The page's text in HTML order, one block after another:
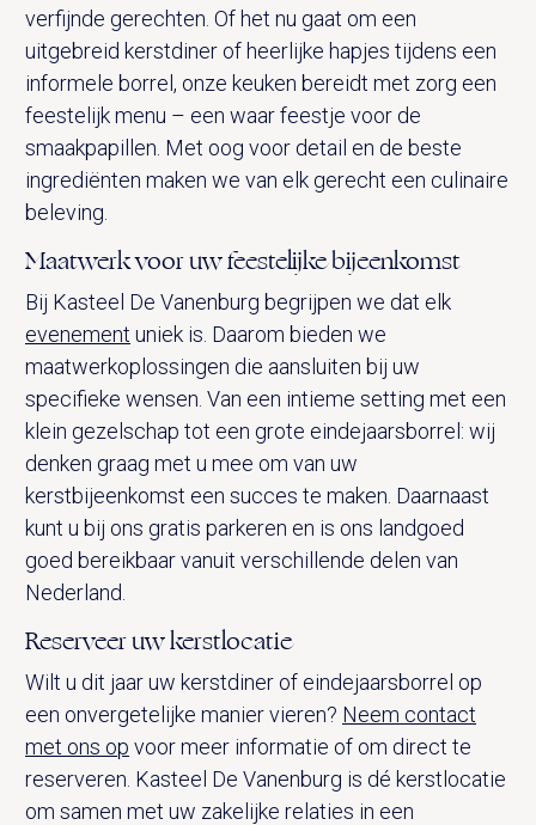
verfijnde gerechten. Of het nu gaat om een
uitgebreid kerstdiner of heerlijke hapjes tijdens een
informele borrel, onze keuken bereidt met zorg een
feestelijk menu – een waar feestje voor de
smaakpapillen. Met oog voor detail en de beste
ingrediënten maken we van elk gerecht een culinaire
beleving.
Maatwerk voor uw feestelijke bijeenkomst
Bij Kasteel De Vanenburg begrijpen we dat elk
evenement uniek is. Daarom bieden we
maatwerkoplossingen die aansluiten bij uw
specifieke wensen. Van een intieme setting met een
klein gezelschap tot een grote eindejaarsborrel: wij
denken graag met u mee om van uw
kerstbijeenkomst een succes te maken. Daarnaast
kunt u bij ons gratis parkeren en is ons landgoed
goed bereikbaar vanuit verschillende delen van
Nederland.
Reserveer uw kerstlocatie
Wilt u dit jaar uw kerstdiner of eindejaarsborrel op
een onvergetelijke manier vieren? Neem contact
met ons op voor meer informatie of om direct te
reserveren. Kasteel De Vanenburg is dé kerstlocatie
om samen met uw zakelijke relaties in een